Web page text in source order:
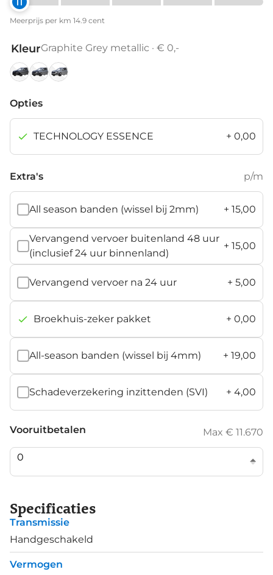
Meerprijs per km 14.9 cent
KleurGraphite Grey metallic · € 0,-
Magic
metallic
Grey
metallic
Silver
metallic
Opties
TECHNOLOGY ESSENCE + 0,00
Extra's p/m
All season banden (wissel bij 2mm) + 15,00
Vervangend vervoer buitenland 48 uur
(inclusief 24 uur binnenland)
+ 15,00
Vervangend vervoer na 24 uur + 5,00
Broekhuis-zeker pakket + 0,00
All-season banden (wissel bij 4mm) + 19,00
Schadeverzekering inzittenden (SVI) + 4,00
Vooruitbetalen Max € 11.670
Specificaties
Transmissie
Handgeschakeld
Vermogen